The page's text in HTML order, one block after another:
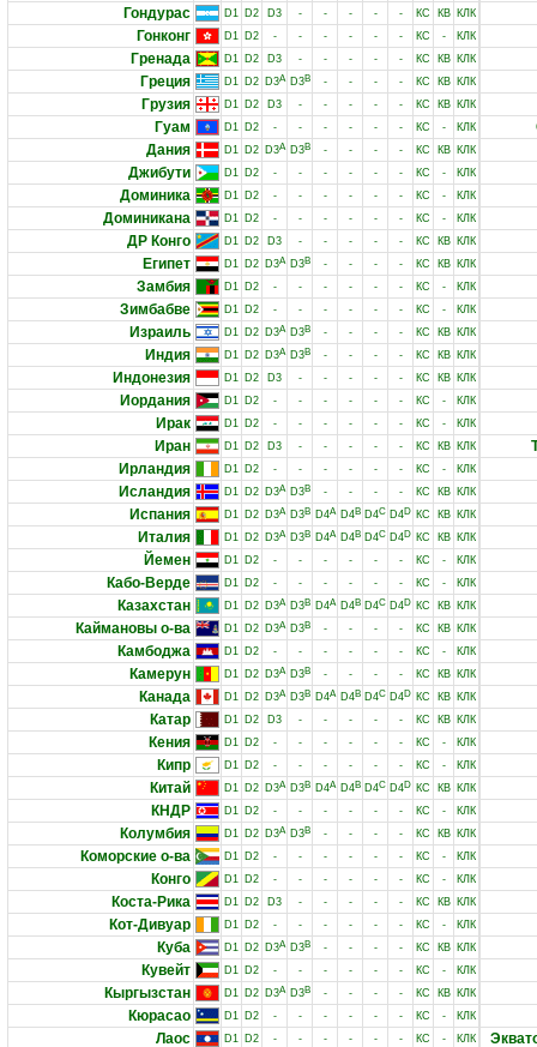
Гондурас D1 D2 D3 - - - - - КС КВ КЛК
Гонконг D1 D2 - - - - - - КС - КЛК
Гренада D1 D2 D3 - - - - - КС КВ КЛК
Греция D1 D2 D3A D3B - - - - КС КВ КЛК
Грузия D1 D2 D3 - - - - - КС КВ КЛК
Гуам D1 D2 - - - - - - КС - КЛК
Дания D1 D2 D3A D3B - - - - КС КВ КЛК
Джибути D1 D2 - - - - - - КС - КЛК
Доминика D1 D2 - - - - - - КС - КЛК
Доминикана D1 D2 - - - - - - КС - КЛК
ДР Конго D1 D2 D3 - - - - - КС КВ КЛК
Египет D1 D2 D3A D3B - - - - КС КВ КЛК
Замбия D1 D2 - - - - - - КС - КЛК
Зимбабве D1 D2 - - - - - - КС - КЛК
Израиль D1 D2 D3A D3B - - - - КС КВ КЛК
Индия D1 D2 D3A D3B - - - - КС КВ КЛК
Индонезия D1 D2 D3 - - - - - КС КВ КЛК
Иордания D1 D2 - - - - - - КС - КЛК
Ирак D1 D2 - - - - - - КС - КЛК
Иран D1 D2 D3 - - - - - КС КВ КЛК
Ирландия D1 D2 - - - - - - КС - КЛК
Исландия D1 D2 D3A D3B - - - - КС КВ КЛК
Испания D1 D2 D3A D3B D4A D4B D4C D4D КС КВ КЛК
Италия D1 D2 D3A D3B D4A D4B D4C D4D КС КВ КЛК
Йемен D1 D2 - - - - - - КС - КЛК
Кабо-Верде D1 D2 - - - - - - КС - КЛК
Казахстан D1 D2 D3A D3B D4A D4B D4C D4D КС КВ КЛК
Каймановы о-ва D1 D2 D3A D3B - - - - КС КВ КЛК
Камбоджа D1 D2 - - - - - - КС - КЛК
Камерун D1 D2 D3A D3B - - - - КС КВ КЛК
Канада D1 D2 D3A D3B D4A D4B D4C D4D КС КВ КЛК
Катар D1 D2 D3 - - - - - КС КВ КЛК
Кения D1 D2 - - - - - - КС - КЛК
Кипр D1 D2 - - - - - - КС - КЛК
Китай D1 D2 D3A D3B D4A D4B D4C D4D КС КВ КЛК
КНДР D1 D2 - - - - - - КС - КЛК
Колумбия D1 D2 D3A D3B - - - - КС КВ КЛК
Коморские о-ва D1 D2 - - - - - - КС - КЛК
Конго D1 D2 - - - - - - КС - КЛК
Коста-Рика D1 D2 D3 - - - - - КС КВ КЛК
Кот-Дивуар D1 D2 - - - - - - КС - КЛК
Куба D1 D2 D3A D3B - - - - КС КВ КЛК
Кувейт D1 D2 - - - - - - КС - КЛК
Кыргызстан D1 D2 D3A D3B - - - - КС КВ КЛК
Кюрасао D1 D2 - - - - - - КС - КЛК
Лаос D1 D2 - - - - - - КС - КЛК